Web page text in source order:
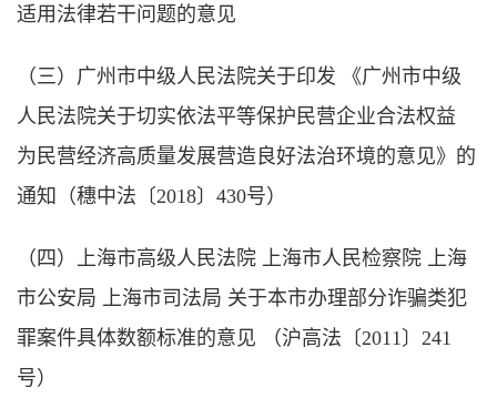
适用法律若干问题的意见
（三）广州市中级人民法院关于印发 《广州市中级
人民法院关于切实依法平等保护民营企业合法权益
为民营经济高质量发展营造良好法治环境的意见》的
通知（穗中法〔2018〕430号）
（四）上海市高级人民法院 上海市人民检察院 上海
市公安局 上海市司法局 关于本市办理部分诈骗类犯
罪案件具体数额标准的意见 （沪高法〔2011〕241
号）